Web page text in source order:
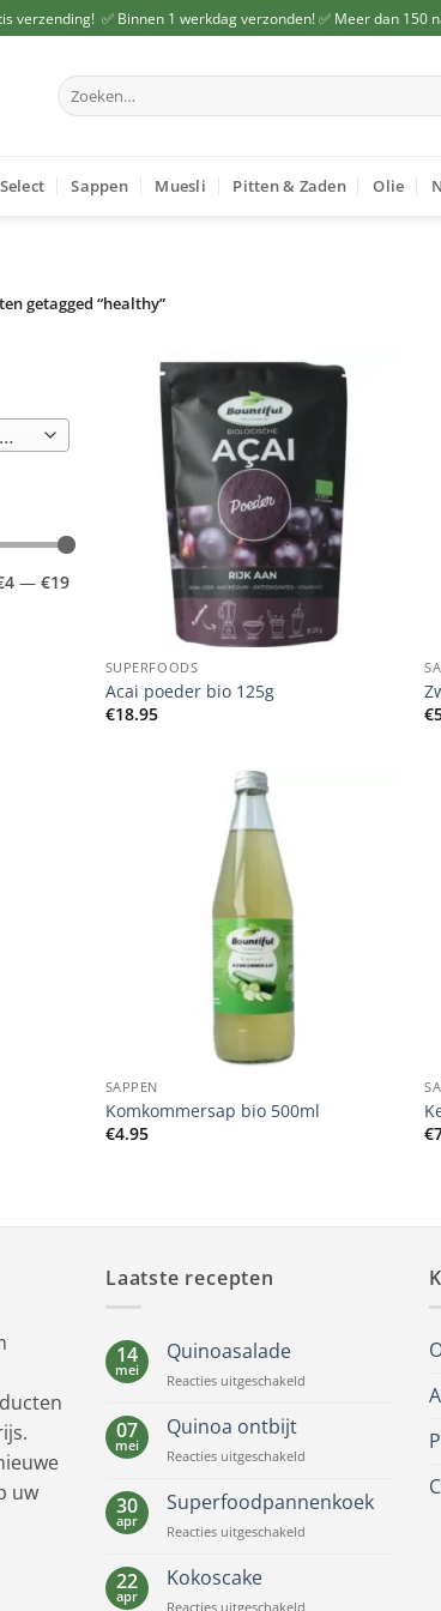
verzending! ✅ Binnen 1 werkdag verzonden! ✅ Meer dan 150
Zoeken
naar:
Sappen Muesli Pitten & Zaden Olie
getagged “healthy”
selecteren
— €19
SUPERFOODS
Acai poeder bio 125g
€18.95
€
SAPPEN
Komkommersap bio 500ml
€4.95
€
uw
Laatste recepten
14
mei
Quinoasalade
Reacties uitgeschakeld
07
mei
Quinoa ontbijt
Reacties uitgeschakeld
ontbijt
30
apr
Superfoodpannenkoek
Reacties uitgeschakeld
22
apr
Kokoscake
Reacties uitgeschakeld